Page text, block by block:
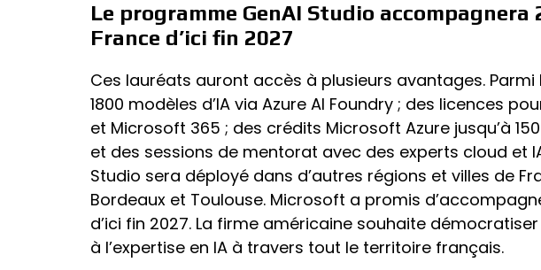
Le programme GenAI Studio
France d’ici fin 2027
Ces lauréats auront accès à plusieurs avantages.
1800 modèles d’IA via Azure AI Foundry ; des licences
et Microsoft 365 ; des crédits Microsoft Azure jusqu’à
et des sessions de mentorat avec des experts cloud et
Studio sera déployé dans d’autres régions et villes de
Bordeaux et Toulouse. Microsoft a promis
d’ici fin 2027. La firme américaine souhaite
à l’expertise en IA à travers tout le territoire français.